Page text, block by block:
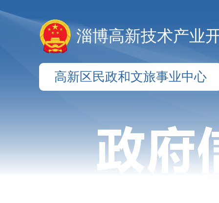
淄博高新技术产业
高新区民政和文旅事业中心